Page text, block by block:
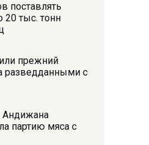
поставлять
20 тыс. тонн
прежний
разведданными с
Андижана
партию мяса с